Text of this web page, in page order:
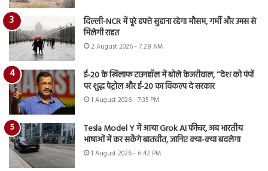
दिल्ली-NCR में पूरे हफ्ते सुहाना रहेगा मौसम, गर्मी और उमस से
मिलेगी राहत
2 August 2026 - 7:28 AM
ई-20 के खिलाफ टाउनहॉल में बोले केजरीवाल, ‘‘देश को पंपों
पर शुद्ध पेट्रोल और ई-20 का विकल्प दे सरकार
1 August 2026 - 7:35 PM
Tesla Model Y में आया Grok AI फीचर, अब भारतीय
भाषाओं में कर सकेंगे बातचीत, जानिए क्या-क्या बदलेगा
1 August 2026 - 6:42 PM